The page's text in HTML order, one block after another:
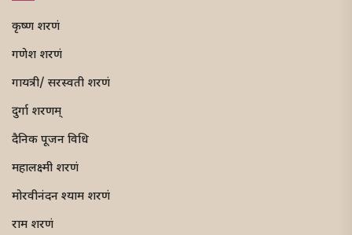
कृष्ण शरणं
गणेश शरणं
गायत्री/ सरस्वती शरणं
दुर्गा शरणम्
दैनिक पूजन विधि
महालक्ष्मी शरणं
मोरवीनंदन श्याम शरणं
राम शरणं